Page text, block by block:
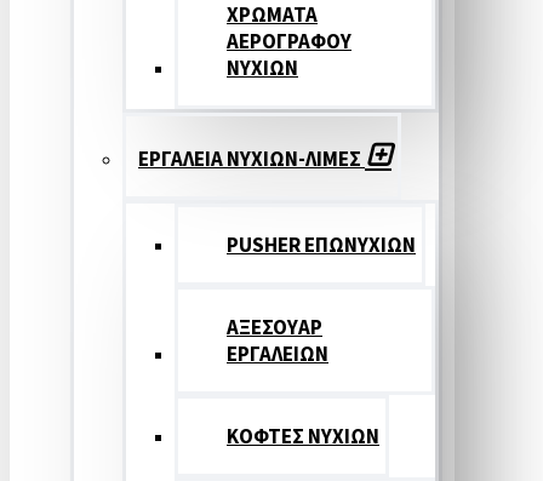
ΧΡΩΜΑΤΑ
ΑΕΡΟΓΡΑΦΟΥ
ΝΥΧΙΩΝ
ΕΡΓΑΛΕΙΑ ΝΥΧΙΩΝ-ΛΙΜΕΣ
PUSHER ΕΠΩΝΥΧΙΩΝ
ΑΞΕΣΟΥΑΡ
ΕΡΓΑΛΕΙΩΝ
ΚΟΦΤΕΣ ΝΥΧΙΩΝ